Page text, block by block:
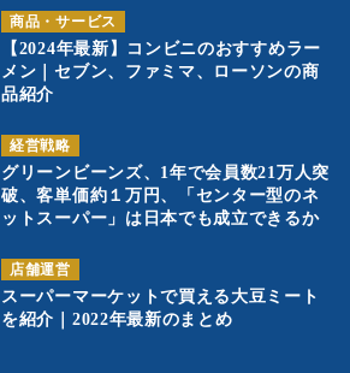
商品・サービス
【2024年最新】コンビニのおすすめラー
メン｜セブン、ファミマ、ローソンの商
品紹介
経営戦略
グリーンビーンズ、1年で会員数21万人突
破、客単価約１万円、「センター型のネ
ットスーパー」は日本でも成立できるか
店舗運営
スーパーマーケットで買える大豆ミート
を紹介｜2022年最新のまとめ